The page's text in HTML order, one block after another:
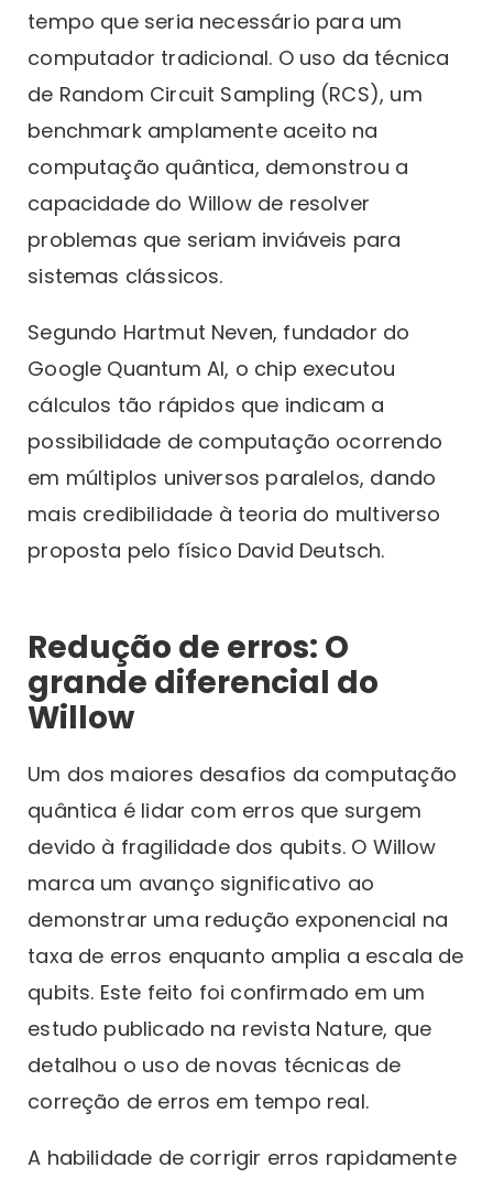
tempo que seria necessário para um
computador tradicional. O uso da técnica
de Random Circuit Sampling (RCS), um
benchmark amplamente aceito na
computação quântica, demonstrou a
capacidade do Willow de resolver
problemas que seriam inviáveis para
sistemas clássicos.
Segundo Hartmut Neven, fundador do
Google Quantum AI, o chip executou
cálculos tão rápidos que indicam a
possibilidade de computação ocorrendo
em múltiplos universos paralelos, dando
mais credibilidade à teoria do multiverso
proposta pelo físico David Deutsch.
Redução de erros: O
grande diferencial do
Willow
Um dos maiores desafios da computação
quântica é lidar com erros que surgem
devido à fragilidade dos qubits. O Willow
marca um avanço significativo ao
demonstrar uma redução exponencial na
taxa de erros enquanto amplia a escala de
qubits. Este feito foi confirmado em um
estudo publicado na revista Nature, que
detalhou o uso de novas técnicas de
correção de erros em tempo real.
A habilidade de corrigir erros rapidamente